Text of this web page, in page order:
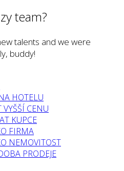
team?
talents and we were
buddy!
HOTELU
VYŠŠÍ CENU
KUPCE
FIRMA
NEMOVITOST
PRODEJE